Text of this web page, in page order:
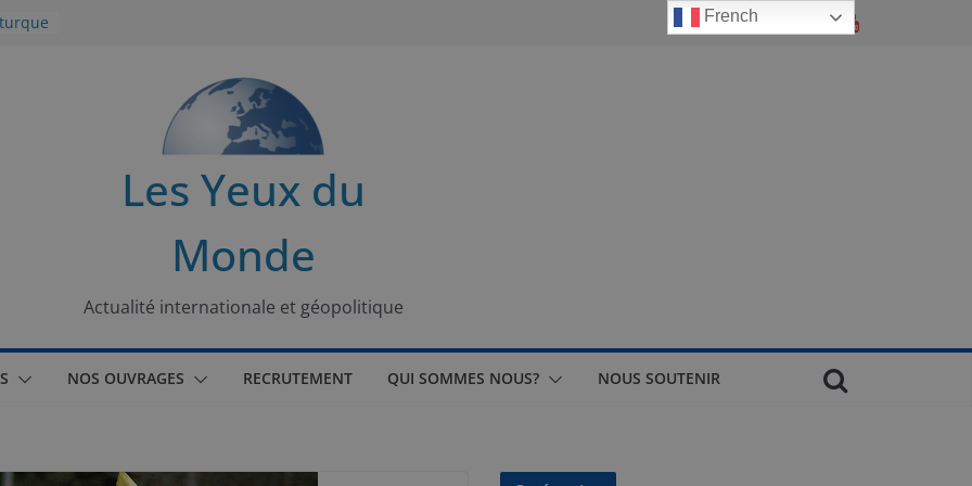
Les Yeux du
Monde
Actualité internationale et géopolitique
NOS OUVRAGES RECRUTEMENT QUI SOMMES NOUS? NOUS SOUTENIR
French